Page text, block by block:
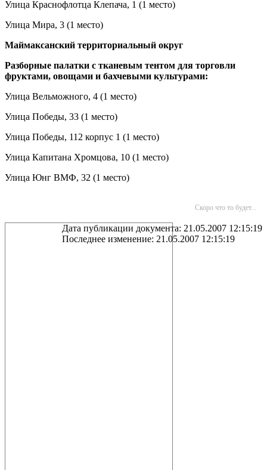
Улица Краснофлотца Клепача, 1 (1 место)
Улица Мира, 3 (1 место)
Маймаксанский территориальный округ
Разборные палатки с тканевым тентом для торговли
фруктами, овощами и бахчевыми культурами:
Улица Вельможного, 4 (1 место)
Улица Победы, 33 (1 место)
Улица Победы, 112 корпус 1 (1 место)
Улица Капитана Хромцова, 10 (1 место)
Улица Юнг ВМФ, 32 (1 место)
Скоро что то будет...
Дата публикации документа: 21.05.2007 12:15:19
Последнее изменение: 21.05.2007 12:15:19